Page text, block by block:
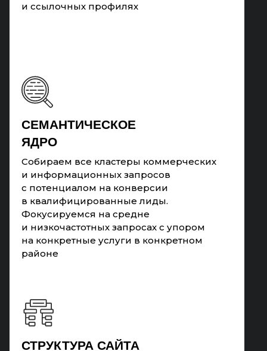
и ссылочных профилях
CЕМАНТИЧЕСКОЕ
ЯДРО
Собираем все кластеры коммерческих
и информационных запросов
с потенциалом на конверсии
в квалифицированные лиды.
Фокусируемся на средне
и низкочастотных запросах с упором
на конкретные услуги в конкретном
районе
СТРУКТУРА САЙТА